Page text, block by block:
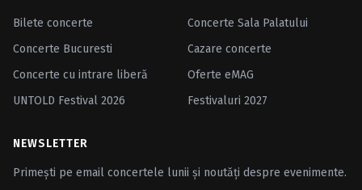
Bilete concerte
Concerte Sala Palatului
Concerte Bucuresti
Cazare concerte
Concerte cu intrare liberă
Oferte eMAG
UNTOLD Festival 2026
Festivaluri 2027
NEWSLETTER
Primești pe email concertele lunii și noutăți despre evenimente.